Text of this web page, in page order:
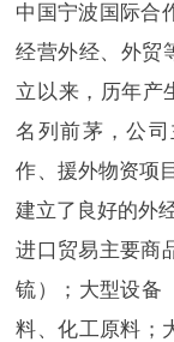
中国宁波国际合
经营外经、外贸
立以来，历年产
名列前茅，公
作、援外物资项
建立了良好的外
进口贸易主要商
锍）；大型设备
料、化工原料；